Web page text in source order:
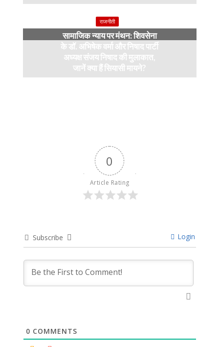
राजनीती
सामाजिक न्याय पर मंथन: शिवसेना
के डॉ. अभिषेक वर्मा और निषाद पार्टी
अध्यक्ष संजय निषाद की मुलाकात,
जानें क्या हैं सियासी मायने?
0
Article Rating
Subscribe Login
0 COMMENTS